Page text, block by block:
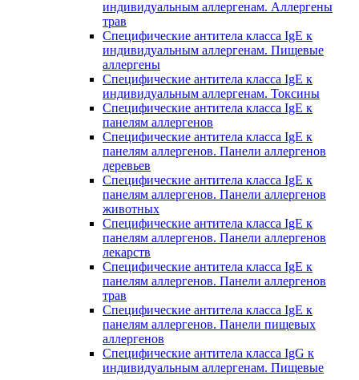
индивидуальным аллергенам. Аллергены
трав
Специфические антитела класса IgE к
индивидуальным аллергенам. Пищевые
аллергены
Специфические антитела класса IgE к
индивидуальным аллергенам. Токсины
Специфические антитела класса IgE к
панелям аллергенов
Специфические антитела класса IgE к
панелям аллергенов. Панели аллергенов
деревьев
Специфические антитела класса IgE к
панелям аллергенов. Панели аллергенов
животных
Специфические антитела класса IgE к
панелям аллергенов. Панели аллергенов
лекарств
Специфические антитела класса IgE к
панелям аллергенов. Панели аллергенов
трав
Специфические антитела класса IgE к
панелям аллергенов. Панели пищевых
аллергенов
Специфические антитела класса IgG к
индивидуальным аллергенам. Пищевые